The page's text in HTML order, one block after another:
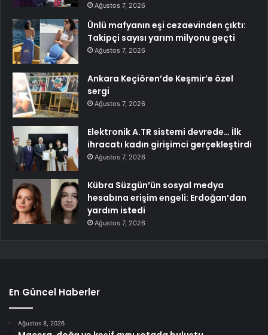
Ağustos 7, 2026
Ünlü mafyanın eşi cezaevinden çıktı:
Takipçi sayısı yarım milyonu geçti
Ağustos 7, 2026
Ankara Keçiören’de Keşmir’e özel
sergi
Ağustos 7, 2026
Elektronik A.TR sistemi devrede… İlk
ihracatı kadın girişimci gerçekleştirdi
Ağustos 7, 2026
Kübra Süzgün’ün sosyal medya
hesabına erişim engeli: Erdoğan’dan
yardım istedi
Ağustos 7, 2026
En Güncel Haberler
Ağustos 8, 2026